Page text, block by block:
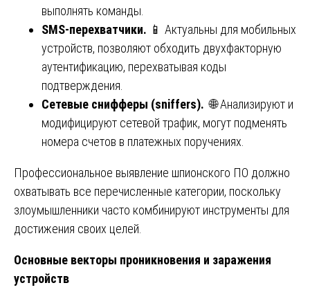
выполнять команды.
SMS-перехватчики. 📱 Актуальны для мобильных
устройств, позволяют обходить двухфакторную
аутентификацию, перехватывая коды
подтверждения.
Сетевые снифферы (sniffers).🌐 Анализируют и
модифицируют сетевой трафик, могут подменять
номера счетов в платежных поручениях.
Профессиональное выявление шпионского ПО должно
охватывать все перечисленные категории, поскольку
злоумышленники часто комбинируют инструменты для
достижения своих целей.
Основные векторы проникновения и заражения
устройств